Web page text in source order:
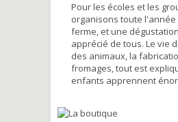
Pour les écoles et les
organisons toute l'année
ferme, et une
apprécié de tous. Le vie
des animaux, la
fromages, tout est
enfants apprennent